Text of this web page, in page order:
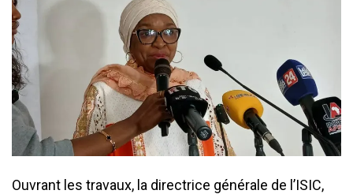
Ouvrant les travaux, la directrice générale de l’ISIC,